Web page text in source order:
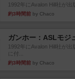
1992年にAvalon Hill社が出
約3時間前 by Chaco
ガンホー：ASLモジ
1992年にAvalon Hill社が出
に付...
約3時間前 by Chaco